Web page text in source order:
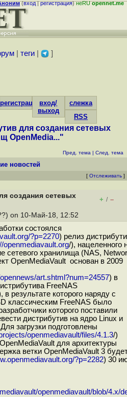
(вход|регистрация)неRUopennet.me
| теги| ]
регистрациявход/
выход
слежка
RSS
для создания сетевых
OpenMedia..."
Пред. тема | След. тема
новостей
[ Отслеживать ]
создания сетевых
+ / –
on 10-Май-18, 12:52
состоялся
?p=2270) релиз
openmediavault.org/), нацеленного
сетевого хранилища (NAS,
OpenMediaVault основан в 2009
art.shtml?num=24557) в
FreeNAS
в результате которого наряду с
классическим FreeNAS было
которого поставили
дистрибутив на ядро Linux и
загрузки подготовлены
openmediavault/files/4.1.3/)
для архитектуры
ветки OpenMediaVault 3
?p=2282) 30
openmediavault/blob/4.x/